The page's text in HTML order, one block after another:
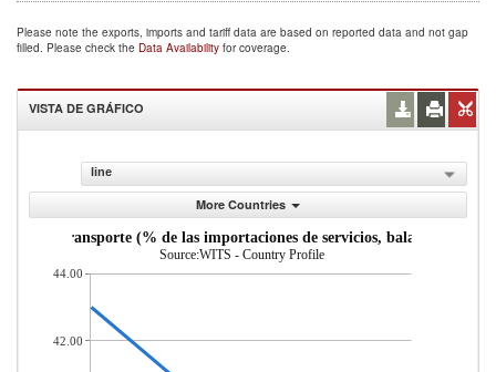
Please note the exports, imports and tariff data are based on reported data and not gap
filled. Please check the Data Availability for coverage.
VISTA DE GRÁFICO
line
More Countries
de transporte (% de las importaciones de servicios, balanza de
Source:WITS - Country Profile
44.00
42.00